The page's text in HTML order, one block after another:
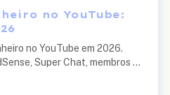
no YouTube:
no YouTube em 2026.
Super Chat, membros do